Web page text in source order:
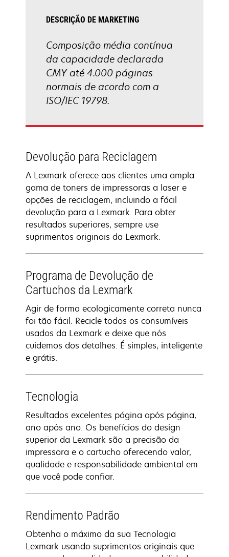
DESCRIÇÃO DE MARKETING
Composição média contínua
da capacidade declarada
CMY até 4.000 páginas
normais de acordo com a
ISO/IEC 19798.
Devolução para Reciclagem
A Lexmark oferece aos clientes uma ampla
gama de toners de impressoras a laser e
opções de reciclagem, incluindo a fácil
devolução para a Lexmark. Para obter
resultados superiores, sempre use
suprimentos originais da Lexmark.
Programa de Devolução de
Cartuchos da Lexmark
Agir de forma ecologicamente correta nunca
foi tão fácil. Recicle todos os consumíveis
usados da Lexmark e deixe que nós
cuidemos dos detalhes. É simples, inteligente
e grátis.
Tecnologia
Resultados excelentes página após página,
ano após ano. Os benefícios do design
superior da Lexmark são a precisão da
impressora e o cartucho oferecendo valor,
qualidade e responsabilidade ambiental em
que você pode confiar.
Rendimento Padrão
Obtenha o máximo da sua Tecnologia
Lexmark usando suprimentos originais que